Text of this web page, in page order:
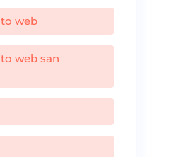
web
web san